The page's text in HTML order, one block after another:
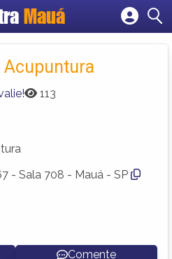
Mauá
Criar conta
Acupuntura
113
- Sala 708 - Mauá - SP
Comente